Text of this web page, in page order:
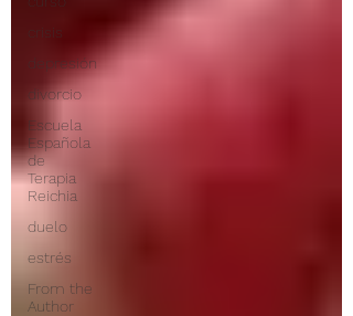
depresión
divorcio
Escuela
Española
de
Terapia
Reichia
duelo
estrés
From the
Author